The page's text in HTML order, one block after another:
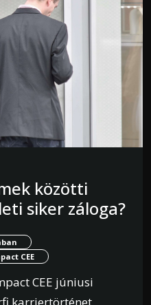
közötti
siker záloga?
CEE
CEE júniusi
karriertörténet